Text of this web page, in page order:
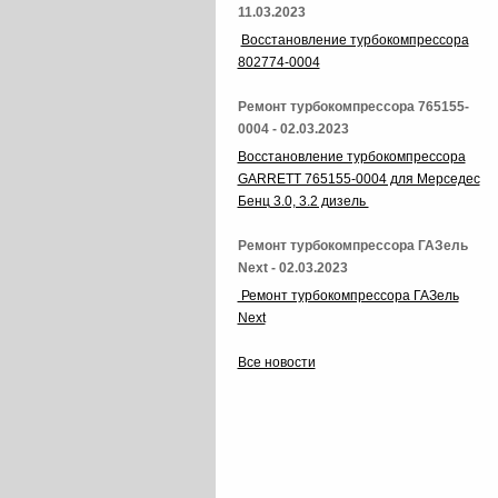
11.03.2023
Восстановление турбокомпрессора
802774-0004
Ремонт турбокомпрессора 765155-
0004 - 02.03.2023
Восстановление турбокомпрессора
GARRETT 765155-0004 для Мерседес
Бенц 3.0, 3.2 дизель
Ремонт турбокомпрессора ГАЗель
Next - 02.03.2023
Ремонт турбокомпрессора ГАЗель
Next
Все новости